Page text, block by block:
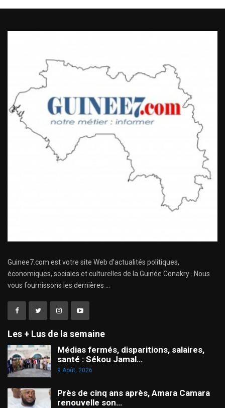
Guinee7.com est votre site Web d'actualités politiques,
économiques, sociales et culturelles de la Guinée Conakry . Nous
vous fournissons les dernières ...
Les + Lus de la semaine
Médias fermés, disparitions, salaires,
santé : Sékou Jamal…
9 Août, 2026
Près de cinq ans après, Amara Camara
renouvelle son…